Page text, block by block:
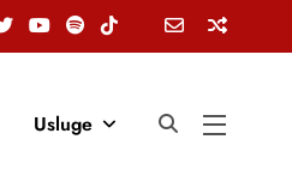
Usluge